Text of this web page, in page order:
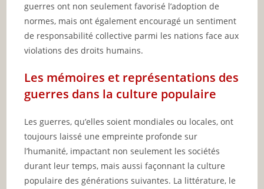
guerres ont non seulement favorisé l’adoption de
normes, mais ont également encouragé un sentiment
de responsabilité collective parmi les nations face aux
violations des droits humains.
Les mémoires et représentations des
guerres dans la culture populaire
Les guerres, qu’elles soient mondiales ou locales, ont
toujours laissé une empreinte profonde sur
l’humanité, impactant non seulement les sociétés
durant leur temps, mais aussi façonnant la culture
populaire des générations suivantes. La littérature, le